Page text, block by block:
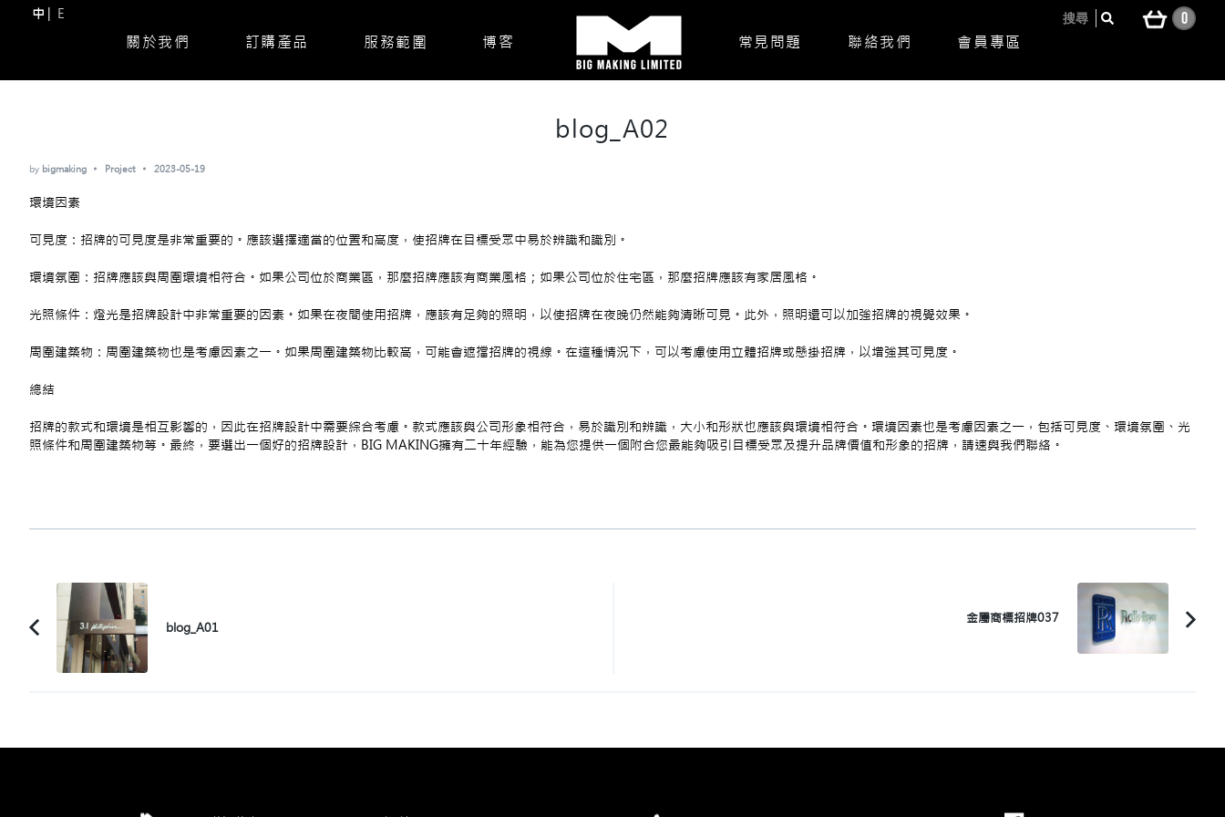
Skip
中 E
關於我們 訂購產品 服務範圍 博客 常見問題 聯絡我們 會員專區
搜尋 0
blog_A02
by bigmaking Project 2023-05-19
環境因素
可見度：招牌的可見度是非常重要的。應該選擇適當的位置和高度，使招牌在目標受眾中易於辨識和識別。
環境氛圍：招牌應該與周圍環境相符合。如果公司位於商業區，那麼招牌應該有商業風格；如果公司位於住宅區，那麼招牌應該有家居風格。
光照條件：燈光是招牌設計中非常重要的因素。如果在夜間使用招牌，應該有足夠的照明，以使招牌在夜晚仍然能夠清晰可見。此外，照明還可以加強招牌的視覺效果。
周圍建築物：周圍建築物也是考慮因素之一。如果周圍建築物比較高，可能會遮擋招牌的視線。在這種情況下，可以考慮使用立體招牌或懸掛招牌，以增強其可見度。
總結
招牌的款式和環境是相互影響的，因此在招牌設計中需要綜合考慮。款式應該與公司形象相符合，易於識別和辨識，大小和形狀也應該與環境相符合。環境因素也是考慮因素之一，包括可見度、環境氛圍、光
照條件和周圍建築物等。最終，要選出一個好的招牌設計，BIG MAKING擁有二十年經驗，能為您提供一個附合您最能夠吸引目標受眾及提升品牌價值和形象的招牌，請速與我們聯絡。
Post
Navigation
Previous
Article:
blog_A01
金屬商標招牌037